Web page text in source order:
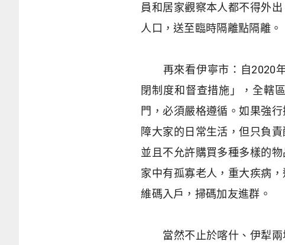
員和居家觀察本人都不得外
人口，送至臨時隔離點隔離。
再來看伊寧市：自2020
閉制度和督查措施」，全轄
門，必須嚴格遵循。如果強
障大家的日常生活，但只負
並且不允許購買多種多樣的
家中有孤寡老人，重大疾病
維碼入戶，掃碼加友進群。
當然不止於喀什、伊犁兩